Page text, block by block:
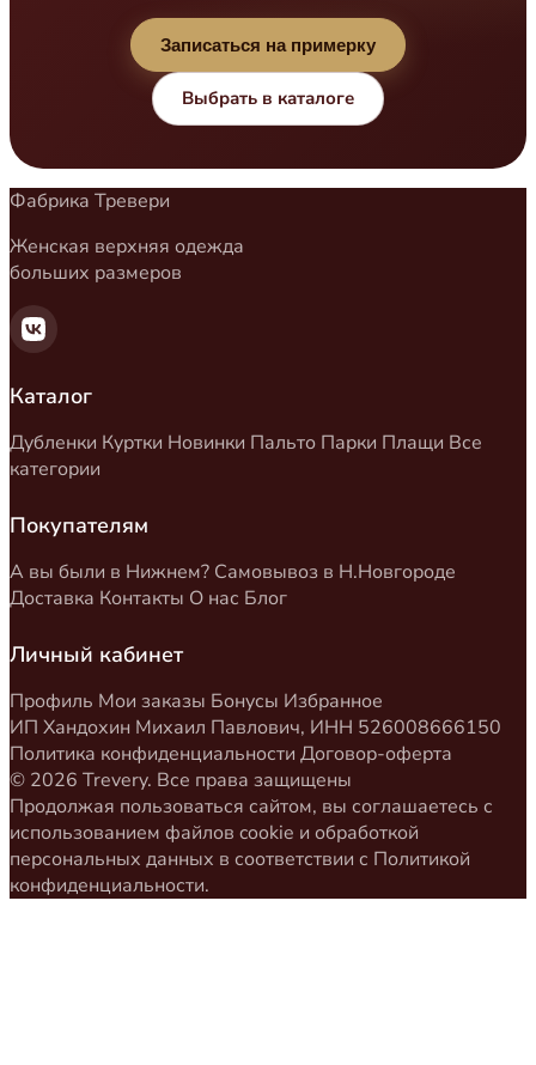
Записаться на примерку
Выбрать в каталоге
Фабрика Тревери
Женская верхняя одежда
больших размеров
Каталог
Дубленки Куртки Новинки Пальто Парки Плащи Все
категории
Покупателям
А вы были в Нижнем? Самовывоз в Н.Новгороде
Доставка Контакты О нас Блог
Личный кабинет
Профиль Мои заказы Бонусы Избранное
ИП Хандохин Михаил Павлович, ИНН 526008666150
Политика конфиденциальности Договор-оферта
© 2026 Trevery. Все права защищены
Продолжая пользоваться сайтом, вы соглашаетесь с
использованием файлов cookie и обработкой
персональных данных в соответствии с Политикой
конфиденциальности.